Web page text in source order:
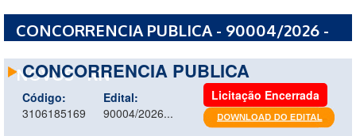
CONCORRENCIA PUBLICA - 90004/2026 -
NOVOS - RN
CONCORRENCIA PUBLICA
Código:
3106185169
Edital:
90004/2026...
Licitação Encerrada